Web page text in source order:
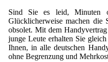
Sind Sie es leid, Minuten
Glücklicherweise machen die
obsolet. Mit dem
junge Leute erhalten Sie
Ihnen, in alle deutschen
ohne Begrenzung und